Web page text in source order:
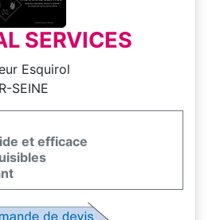
SERVICES
Esquirol
SEINE
et efficace